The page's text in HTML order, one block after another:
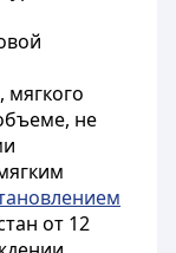
мягкого
не
от 12